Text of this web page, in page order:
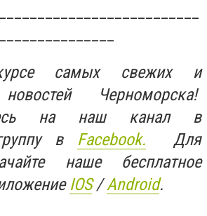
самых свежих и
Черноморска!
на наш канал в
в Facebook. Для
наше бесплатное
IOS/Android.